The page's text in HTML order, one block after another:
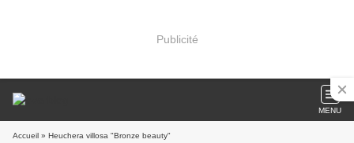
Publicité
MENU
Accueil » Heuchera villosa "Bronze beauty"